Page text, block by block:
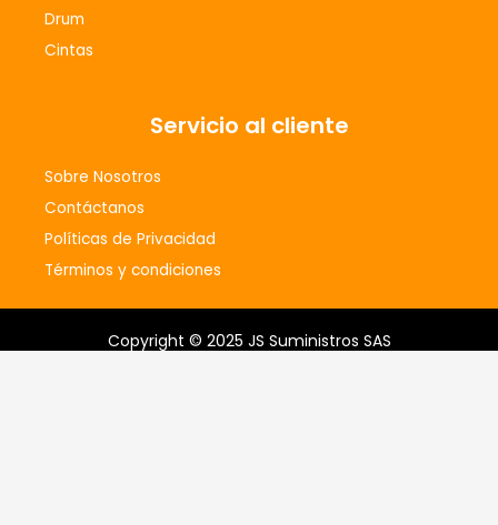
Drum
Cintas
Servicio al cliente
Sobre Nosotros
Contáctanos
Políticas de Privacidad
Términos y condiciones
Copyright © 2025 JS Suministros SAS